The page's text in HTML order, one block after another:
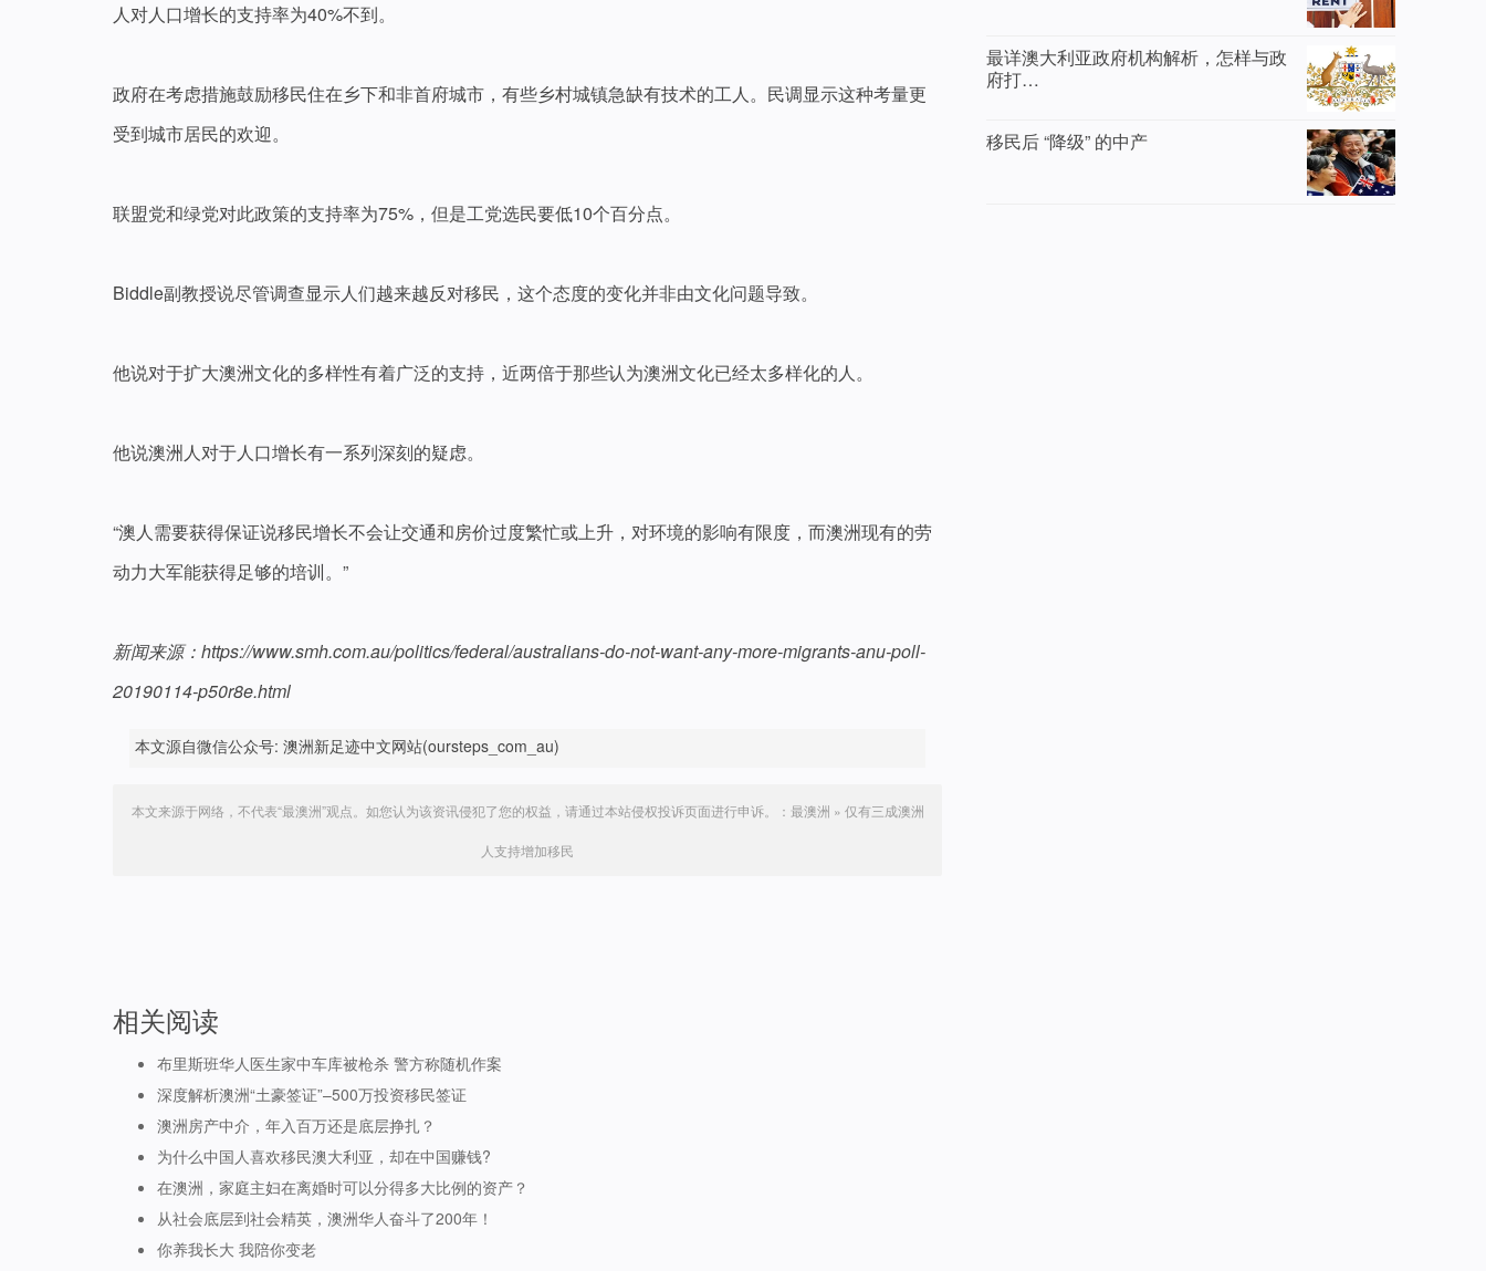
人对人口增长的支持率为40%不到。
政府在考虑措施鼓励移民住在乡下和非首府城市，有些乡村城镇急缺有技术的工人。民调显示这种考量更
受到城市居民的欢迎。
联盟党和绿党对此政策的支持率为75%，但是工党选民要低10个百分点。
Biddle副教授说尽管调查显示人们越来越反对移民，这个态度的变化并非由文化问题导致。
他说对于扩大澳洲文化的多样性有着广泛的支持，近两倍于那些认为澳洲文化已经太多样化的人。
他说澳洲人对于人口增长有一系列深刻的疑虑。
“澳人需要获得保证说移民增长不会让交通和房价过度繁忙或上升，对环境的影响有限度，而澳洲现有的劳
动力大军能获得足够的培训。”
新闻来源：https://www.smh.com.au/politics/federal/australians-do-not-want-any-more-migrants-anu-poll-
20190114-p50r8e.html
本文源自微信公众号: 澳洲新足迹中文网站(oursteps_com_au)
本文来源于网络，不代表“最澳洲”观点。如您认为该资讯侵犯了您的权益，请通过本站侵权投诉页面进行申诉。： 最澳洲 » 仅有三成澳洲
人支持增加移民
相关阅读
布里斯班华人医生家中车库被枪杀 警方称随机作案
深度解析澳洲“土豪签证”–500万投资移民签证
澳洲房产中介，年入百万还是底层挣扎？
为什么中国人喜欢移民澳大利亚，却在中国赚钱?
在澳洲，家庭主妇在离婚时可以分得多大比例的资产？
从社会底层到社会精英，澳洲华人奋斗了200年！
你养我长大 我陪你变老
最详澳大利亚政府机构解析，怎样与政
府打…
移民后 “降级” 的中产